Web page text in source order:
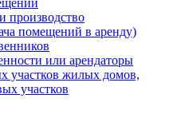
производство
помещений в аренду)
или арендаторы
участков жилых домов,
участков